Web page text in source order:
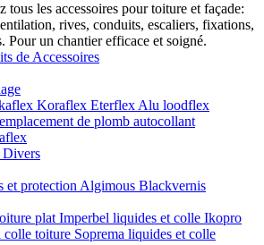
tous les accessoires pour toiture et façade:
rives, conduits, escaliers, fixations,
Pour un chantier efficace et soigné.
de Accessoires
Koraflex Eterflex Alu loodflex
de plomb autocollant
Divers
et protection Algimous Blackvernis
plat Imperbel liquides et colle Ikopro
colle toiture Soprema liquides et colle